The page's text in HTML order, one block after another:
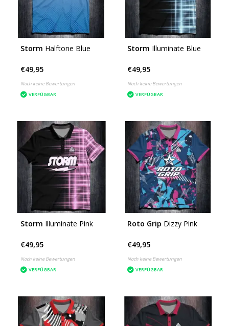
Storm Halftone Blue
€49,95
Noch keine Bewertungen
VERFÜGBAR
Storm Illuminate Blue
€49,95
Noch keine Bewertungen
VERFÜGBAR
Storm Illuminate Pink
€49,95
Noch keine Bewertungen
VERFÜGBAR
Roto Grip Dizzy Pink
€49,95
Noch keine Bewertungen
VERFÜGBAR